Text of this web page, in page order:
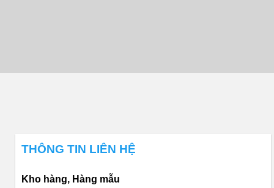
THÔNG TIN LIÊN HỆ
Kho hàng, Hàng mẫu